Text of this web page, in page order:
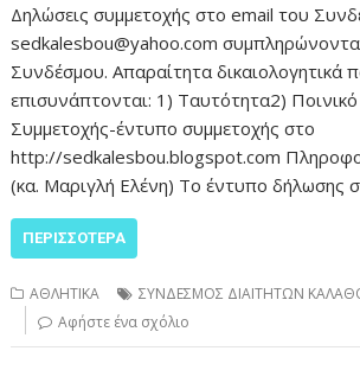
Δηλώσεις συμμετοχής στο email του
sedkalesbou@yahoo.com
Συνδέσμου. Απαραίτητα δικαιολογητικά
επισυνάπτονται: 1) Ταυτότητα2)
Συμμετοχής-έντυπο συμμετοχής στο
http://sedkalesbou.blogspot.com
(κα. Μαριγλή Ελένη) Το έντυπο δήλωσης
ΠΕΡΙΣΣΌΤΕΡΑ
ΑΘΛΗΤΙΚΑ
ΣΥΝΔΕΣΜΟΣ ΔΙΑΙΤΗΤΩΝ
Αφήστε ένα σχόλιο